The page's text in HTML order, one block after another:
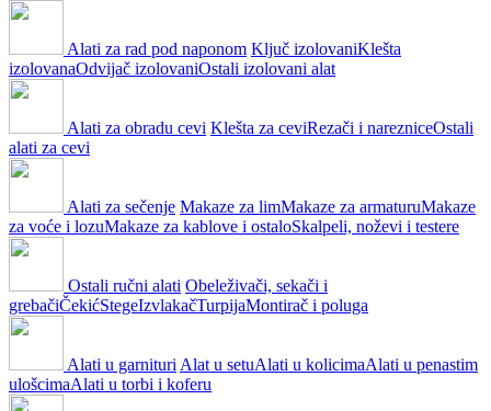
Alati za rad pod naponom Ključ izolovaniKlešta
izolovanaOdvijač izolovaniOstali izolovani alat
Alati za obradu cevi Klešta za ceviRezači i narezniceOstali
alati za cevi
Alati za sečenje Makaze za limMakaze za armaturuMakaze
za voće i lozuMakaze za kablove i ostaloSkalpeli, noževi i testere
Ostali ručni alati Obeleživači, sekači i
grebačiČekićStegeIzvlakačTurpijaMontirač i poluga
Alati u garnituri Alat u setuAlati u kolicimaAlati u penastim
ulošcimaAlati u torbi i koferu